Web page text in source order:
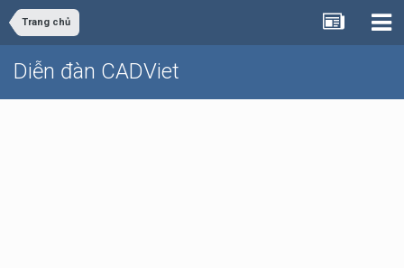
Trang chủ
Diễn đàn CADViet